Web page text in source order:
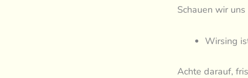
Schauen wir
Wirsing
Achte darauf,